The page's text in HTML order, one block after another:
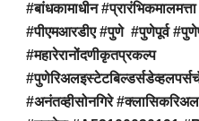
#बांधकामाधीन
#पीएमआरडीए #पुणे #पुणेपूर्व
#महारेरानोंदणीकृतप्रकल्प
#अनंतव्हीसोनगिरे